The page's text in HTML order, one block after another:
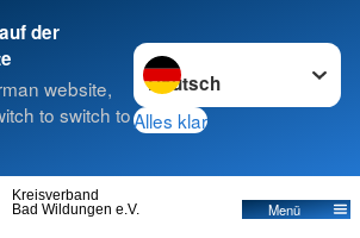
der
website,
to switch to
Sprache wechseln zu
Alles klar
Bad Wildungen e.V.
Kreisverband
Menü